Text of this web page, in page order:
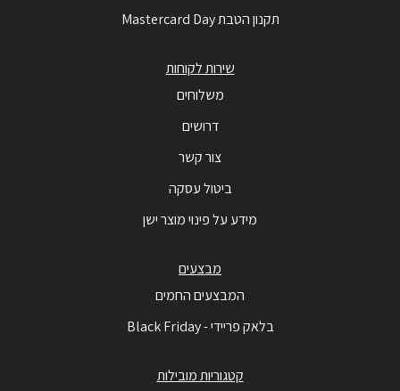
תקנון הטבת Mastercard Day
שירות לקוחות
משלוחים
דרושים
צור קשר
ביטול עסקה
מידע על פינוי מוצר ישן
מבצעים
המבצעים החמים
בלאק פריידי - Black Friday
קטגוריות מובילות